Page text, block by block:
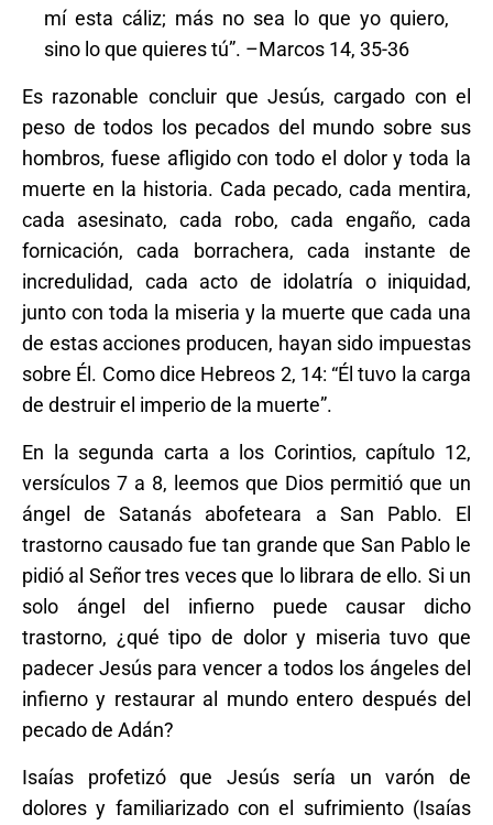
mí esta cáliz; más no sea lo que yo quiero,
sino lo que quieres tú”. –Marcos 14, 35-36
Es razonable concluir que Jesús, cargado con el
peso de todos los pecados del mundo sobre sus
hombros, fuese afligido con todo el dolor y toda la
muerte en la historia. Cada pecado, cada mentira,
cada asesinato, cada robo, cada engaño, cada
fornicación, cada borrachera, cada instante de
incredulidad, cada acto de idolatría o iniquidad,
junto con toda la miseria y la muerte que cada una
de estas acciones producen, hayan sido impuestas
sobre Él. Como dice Hebreos 2, 14: “Él tuvo la carga
de destruir el imperio de la muerte”.
En la segunda carta a los Corintios, capítulo 12,
versículos 7 a 8, leemos que Dios permitió que un
ángel de Satanás abofeteara a San Pablo. El
trastorno causado fue tan grande que San Pablo le
pidió al Señor tres veces que lo librara de ello. Si un
solo ángel del infierno puede causar dicho
trastorno, ¿qué tipo de dolor y miseria tuvo que
padecer Jesús para vencer a todos los ángeles del
infierno y restaurar al mundo entero después del
pecado de Adán?
Isaías profetizó que Jesús sería un varón de
dolores y familiarizado con el sufrimiento (Isaías